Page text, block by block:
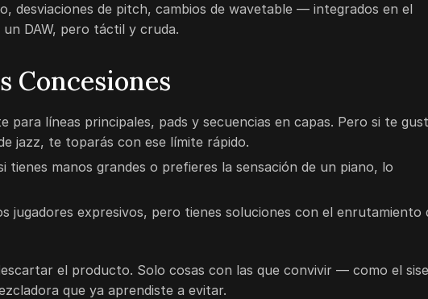
desviaciones de pitch, cambios de wavetable — integrados en el
DAW, pero táctil y cruda.
Concesiones
para líneas principales, pads y secuencias en capas. Pero si te
jazz, te toparás con ese límite rápido.
tienes manos grandes o prefieres la sensación de un piano, lo
expresivos, pero tienes soluciones con el enrutamiento
el producto. Solo cosas con las que convivir — como el
que ya aprendiste a evitar.